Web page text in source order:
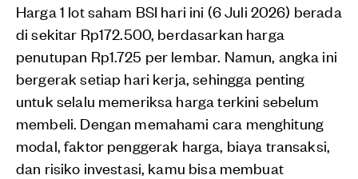
Harga 1 lot saham BSI hari ini (6 Juli 2026) berada
di sekitar Rp172.500, berdasarkan harga
penutupan Rp1.725 per lembar. Namun, angka ini
bergerak setiap hari kerja, sehingga penting
untuk selalu memeriksa harga terkini sebelum
membeli. Dengan memahami cara menghitung
modal, faktor penggerak harga, biaya transaksi,
dan risiko investasi, kamu bisa membuat